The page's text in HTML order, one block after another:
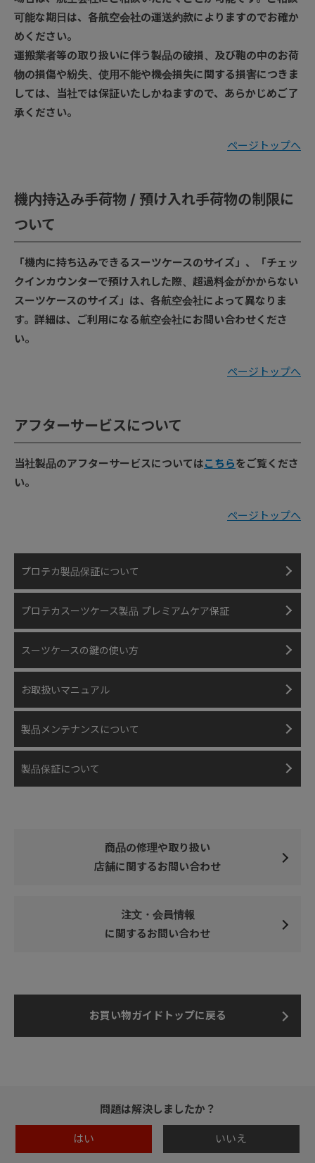
可能な期日は、各航空会社の運送約款によりますのでお確か
めください。
運搬業者等の取り扱いに伴う製品の破損、及び鞄の中のお荷
物の損傷や紛失、使用不能や機会損失に関する損害につきま
しては、当社では保証いたしかねますので、あらかじめご了
承ください。
ページトップへ
機内持込み手荷物 / 預け入れ手荷物の制限に
ついて
「機内に持ち込みできるスーツケースのサイズ」、「チェッ
クインカウンターで預け入れした際、超過料金がかからない
スーツケースのサイズ」は、各航空会社によって異なりま
す。詳細は、ご利用になる航空会社にお問い合わせくださ
い。
ページトップへ
アフターサービスについて
当社製品のアフターサービスについてはこちらをご覧くださ
い。
ページトップへ
プロテカ製品保証について
プロテカスーツケース製品 プレミアムケア保証
スーツケースの鍵の使い方
お取扱いマニュアル
製品メンテナンス について
製品保証について
商品の修理や取り扱い
店舗に関するお問い合わせ
注文・会員情報
に関するお問い合わせ
お買い物ガイドトップに戻る
問題は解決しましたか？
はい いいえ